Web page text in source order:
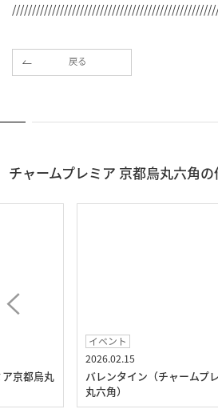
戻る
チャームプレミア 京都烏丸六角
京都烏丸
イベント
2026.02.15
バレンタイン（チャームプ
丸六角）